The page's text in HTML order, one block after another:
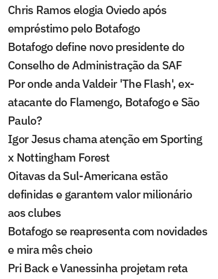
Chris Ramos elogia Oviedo após
empréstimo pelo Botafogo
Botafogo define novo presidente do
Conselho de Administração da SAF
Por onde anda Valdeir 'The Flash', ex-
atacante do Flamengo, Botafogo e São
Paulo?
Igor Jesus chama atenção em Sporting
x Nottingham Forest
Oitavas da Sul-Americana estão
definidas e garantem valor milionário
aos clubes
Botafogo se reapresenta com novidades
e mira mês cheio
Pri Back e Vanessinha projetam reta